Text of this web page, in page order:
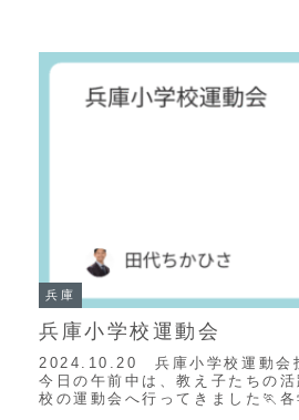
兵庫
兵庫小学校運動会
2024.10.20 兵庫小学校運動会
今日の午前中は、教え子たちの
校の運動会へ行ってきました🏃